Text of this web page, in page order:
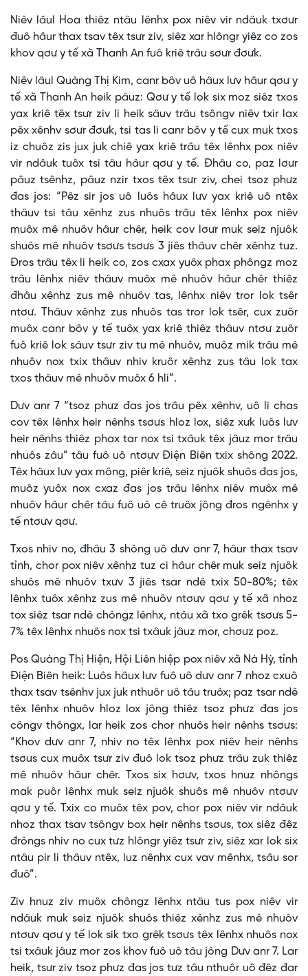
Niêv lâul Hoa thiêz ntâu lênhx pox niêv vir ndâuk txơưr
đuô hâur thax tsav têx tsưr ziv, siêz xar hlôngr yiêz co zos
khov qơư y tế xã Thanh An fuô kriê trâu sơưr đơưk.
Niêv lâul Quàng Thị Kim, canr bôv uô hâux lưv hâur qơư y
tế xã Thanh An heik pâuz: Qơư y tế lok six moz siêz txos
yax kriê têx tsưr ziv li heik sâuv trâu tsôngv niêv txir lax
pêx xênhv sơưr đơưk, tsi tas li canr bôv y tế cux muk txos
iz chuôz zis jux juk chiê yax kriê trâu têx lênhx pox niêv
vir ndâuk tuôx tsi tâu hâur qơư y tế. Đhâu co, paz lơưr
pâuz tsênhz, pâuz nzir txos têx tsưr ziv, chei tsoz phưz
đas jos: “Pêz sir jos uô luôs hâux lưv yax kriê uô ntêx
thâuv tsi tâu xênhz zus nhuôs trâu têx lênhx pox niêv
muôx mê nhuôv hâur chêr, heik cov lơưr muk seiz njuôk
shuôs mê nhuôv tsơưs tsơưs 3 jiês thâuv chêr xênhz tuz.
Đros trâu têx li heik co, zos cxax yuôx phax phôngz moz
trâu lênhx niêv thâuv muôx mê nhuôv hâur chêr thiêz
đhâu xênhz zus mê nhuôv tas, lênhx niêv tror lok tsêr
ntơư. Thâuv xênhz zus nhuôs tas tror lok tsêr, cux zuôr
muôx canr bôv y tế tuôx yax kriê thiêz thâuv ntơư zuôr
fuô kriê lok sâuv tsưr ziv tu mê nhuôv, muôz mik trâu mê
nhuôv nox txix thâuv nhiv kruôr xênhz zus tâu lok tax
txos thâuv mê nhuôv muôx 6 hli”.
Dưv anr 7 “tsoz phưz đas jos trâu pêx xênhv, uô li chas
cov têx lênhx heir nênhs tsơưs hloz lox, siêz xưk luôs lưv
heir nênhs thiêz phax tar nox tsi txâuk têx jâuz mor trâu
nhuôs zâu” tâu fuô uô ntơưv Điện Biên txix shông 2022.
Têx hâux lưv yax mông, piêr kriê, seiz njuôk shuôs đas jos,
muôz yuôx nox cxaz đas jos trâu lênhx niêv muôx mê
nhuôv hâur chêr tâu fuô uô cê truôx jông đros ngênhx y
tế ntơưv qơư.
Txos nhiv no, đhâu 3 shông uô dưv anr 7, hâur thax tsav
tỉnh, chor pox niêv xênhz tuz ci hâur chêr muk seiz njuôk
shuôs mê nhuôv txưv 3 jiês tsar ndê txix 50-80%; têx
lênhx tuôx xênhz zus mê nhuôv ntơưv qơư y tế xã nhoz
tox siêz tsar ndê chôngz lênhx, ntâu xã txo grêk tsơưs 5-
7% têx lênhx nhuôs nox tsi txâuk jâuz mor, chơưz poz.
Pos Quàng Thị Hiện, Hội Liên hiệp pox niêv xã Nà Hỳ, tỉnh
Điện Biên heik: Luôs hâux lưv fuô uô dưv anr 7 nhoz cxuô
thax tsav tsênhv jux juk nthuôr uô tâu truôx; paz tsar ndê
têx lênhx nhuôv hloz lox jông thiêz tsoz phưz đas jos
côngv thôngx, lar heik zos chor nhuôs heir nênhs tsơưs:
“Khov dưv anr 7, nhiv no têx lênhx pox niêv heir nênhs
tsơưs cux muôx tsưr ziv đuô lok tsoz phưz trâu zuk thiêz
mê nhuôv hâur chêr. Txos six hơưv, txos hnuz nhôngs
mak puôr lênhx muk seiz njuôk shuôs mê nhuôv ntơưv
qơư y tế. Txix co muôx têx pov, chor pox niêv vir ndâuk
nhoz thax tsav tsôngv box heir nênhs tsơưs, tox siêz đêz
đrôngs nhiv no cux tưz hlôngr yiêz tsưr ziv, siêz xar lok six
ntâu pir li thâuv ntêx, luz nênhx cux vav mênhx, tsâu sor
đuô”.
Ziv hnuz ziv muôx chôngz lênhx ntâu tus pox niêv vir
ndâuk muk seiz njuôk shuôs thiêz xênhz zus mê nhuôv
ntơưv qơư y tế lok sik txo grêk tsơưs têx lênhx nhuôs nox
tsi txâuk jâuz mor zos khov fuô uô tâu jông Dưv anr 7. Lar
heik, tsưr ziv tsoz phưz đas jos tưz tâu nthuôr uô đêz đar